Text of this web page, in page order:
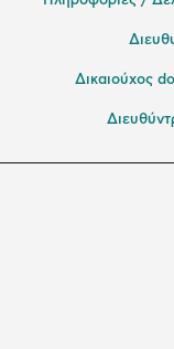
Δικαιούχος